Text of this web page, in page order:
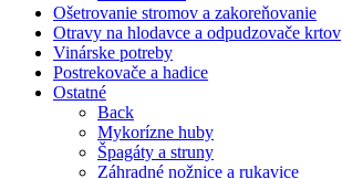
Ošetrovanie stromov a zakoreňovanie
Otravy na hlodavce a odpudzovače krtov
Vinárske potreby
Postrekovače a hadice
Ostatné
Back
Mykorízne huby
Špagáty a struny
Záhradné nožnice a rukavice